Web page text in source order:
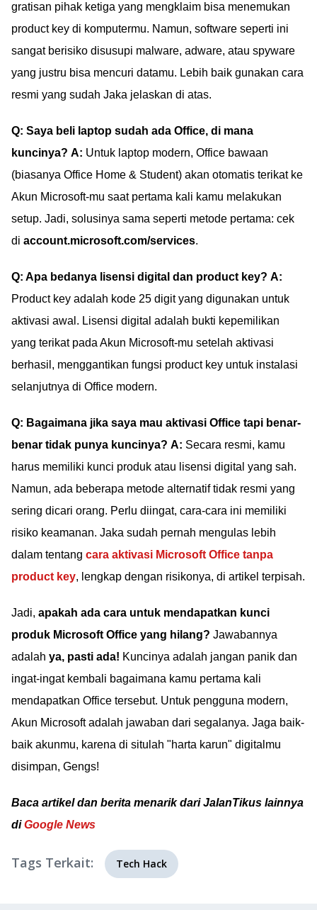
gratisan pihak ketiga yang mengklaim bisa menemukan
product key di komputermu. Namun, software seperti ini
sangat berisiko disusupi malware, adware, atau spyware
yang justru bisa mencuri datamu. Lebih baik gunakan cara
resmi yang sudah Jaka jelaskan di atas.
Q: Saya beli laptop sudah ada Office, di mana
kuncinya? A: Untuk laptop modern, Office bawaan
(biasanya Office Home & Student) akan otomatis terikat ke
Akun Microsoft-mu saat pertama kali kamu melakukan
setup. Jadi, solusinya sama seperti metode pertama: cek
di account.microsoft.com/services.
Q: Apa bedanya lisensi digital dan product key? A:
Product key adalah kode 25 digit yang digunakan untuk
aktivasi awal. Lisensi digital adalah bukti kepemilikan
yang terikat pada Akun Microsoft-mu setelah aktivasi
berhasil, menggantikan fungsi product key untuk instalasi
selanjutnya di Office modern.
Q: Bagaimana jika saya mau aktivasi Office tapi benar-
benar tidak punya kuncinya? A: Secara resmi, kamu
harus memiliki kunci produk atau lisensi digital yang sah.
Namun, ada beberapa metode alternatif tidak resmi yang
sering dicari orang. Perlu diingat, cara-cara ini memiliki
risiko keamanan. Jaka sudah pernah mengulas lebih
dalam tentang cara aktivasi Microsoft Office tanpa
product key, lengkap dengan risikonya, di artikel terpisah.
Jadi, apakah ada cara untuk mendapatkan kunci
produk Microsoft Office yang hilang? Jawabannya
adalah ya, pasti ada! Kuncinya adalah jangan panik dan
ingat-ingat kembali bagaimana kamu pertama kali
mendapatkan Office tersebut. Untuk pengguna modern,
Akun Microsoft adalah jawaban dari segalanya. Jaga baik-
baik akunmu, karena di situlah "harta karun" digitalmu
disimpan, Gengs!
Baca artikel dan berita menarik dari JalanTikus lainnya
diGoogle News
Tags Terkait: Tech Hack